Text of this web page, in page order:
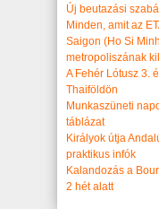
Új beutazási
Minden, amit az
Saigon (Ho Si
metropoliszának
A Fehér Lótusz 3.
Thaiföldön
Munkaszüneti
táblázat
Királyok útja
praktikus infók
Kalandozás a
2 hét alatt